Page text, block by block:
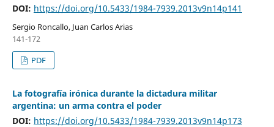
DOI: https://doi.org/10.5433/1984-7939.2013v9n14p141
Sergio Roncallo, Juan Carlos Arias
141-172
PDF
La fotografía irónica durante la dictadura militar
argentina: un arma contra el poder
DOI: https://doi.org/10.5433/1984-7939.2013v9n14p173